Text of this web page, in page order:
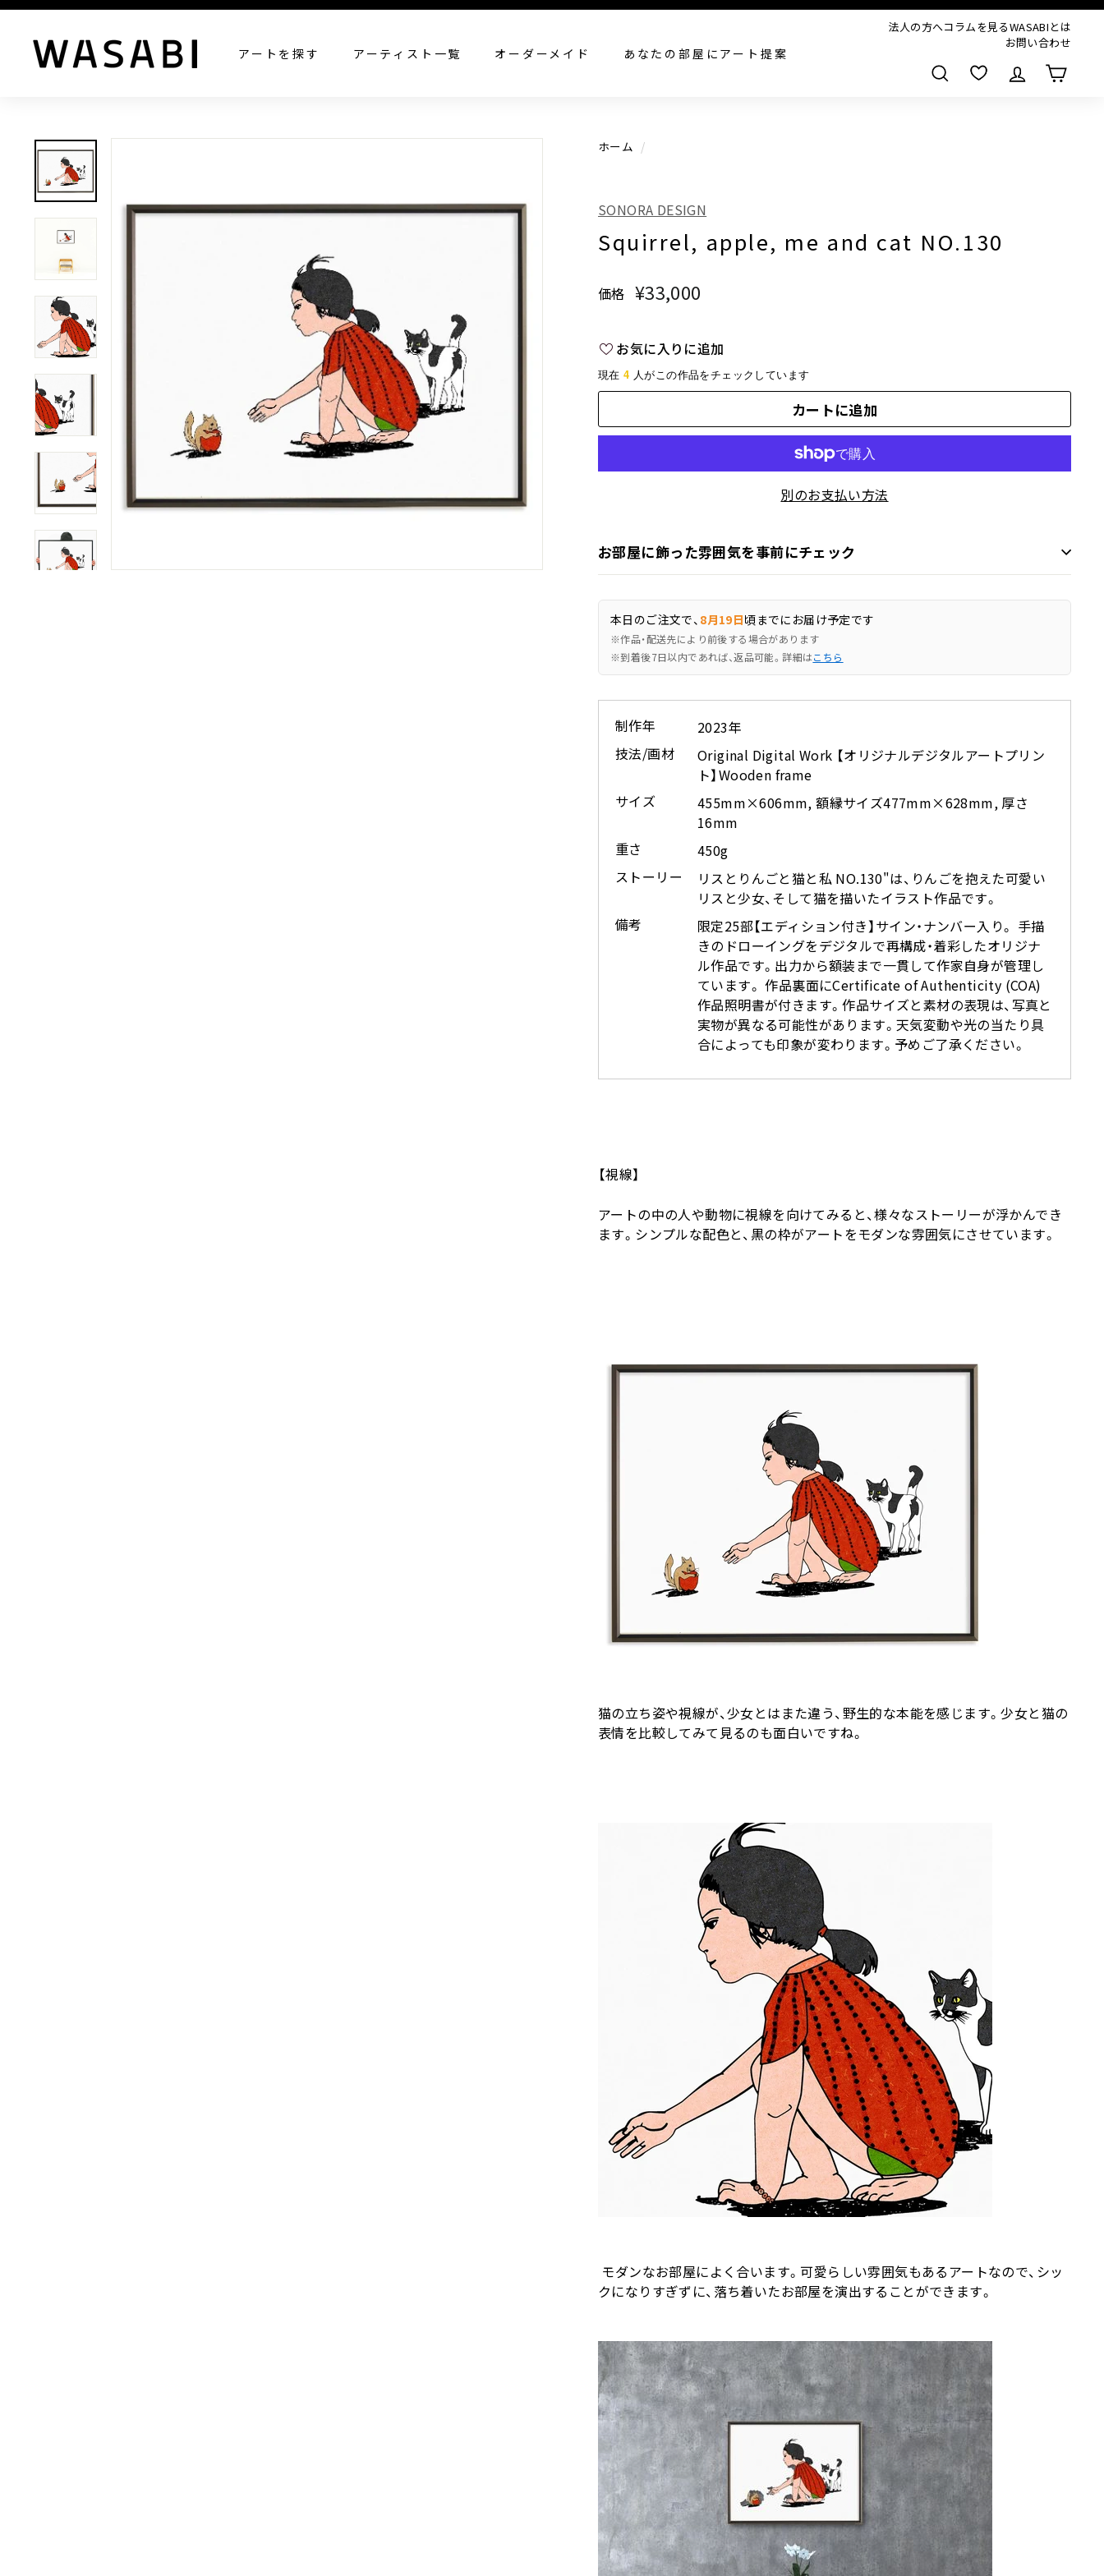
すべての作品を見る
W
A
B
アートを探す アーティスト一覧 オーダーメイド あなたの部屋にアート提案
法人の方へコラムを見るWASABIとは
お問い合わせ
検索
ホーム /
SONORA DESIGN
Squirrel, apple, me and cat NO.130
価格
通
価
格
¥33,000
お気に入りに追加
現在 4 人がこの作品をチェックしています
カートに追加
別のお支払い方法
お部屋に飾った雰囲気を事前にチェック
本日のご注文で、 8月19日頃までにお届け予定です
※作品・配送先により前後する場合があります
※到着後7日以内であれば、返品可能。詳細はこちら
制作年
2023年
技法/画材
Original Digital Work 【オリジナルデジタルアートプリン
ト】Wooden frame
サイズ
455mm×606mm, 額縁サイズ477mm×628mm, 厚さ
16mm
重さ
450g
ストーリー
リスとりんごと猫と私 NO.130"は、りんごを抱えた可愛い
リスと少女、そして猫を描いたイラスト作品です。
備考
限定25部【エディション付き】サイン・ナンバー入り。 手描
きのドローイングをデジタルで再構成・着彩したオリジナ
ル作品です。出力から額装まで一貫して作家自身が管理し
ています。 作品裏面にCertificate of Authenticity (COA)
作品照明書が付きます。作品サイズと素材の表現は、写真と
実物が異なる可能性があります。天気変動や光の当たり具
合によっても印象が変わります。予めご了承ください。
【視線】
アートの中の人や動物に視線を向けてみると、様々なストーリーが浮かんでき
ます。シンプルな配色と、黒の枠がアートをモダンな雰囲気にさせています。
猫の立ち姿や視線が、少女とはまた違う、野生的な本能を感じます。少女と猫の
表情を比較してみて見るのも面白いですね。
モダンなお部屋によく合います。可愛らしい雰囲気もあるアートなので、シッ
クになりすぎずに、落ち着いたお部屋を演出することができます。